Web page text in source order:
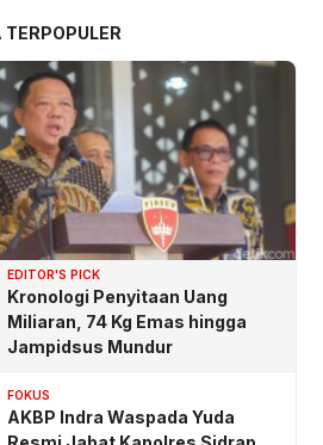
TERPOPULER
EDITOR'S PICK
Kronologi Penyitaan Uang
Miliaran, 74 Kg Emas hingga
Jampidsus Mundur
FOKUS
AKBP Indra Waspada Yuda